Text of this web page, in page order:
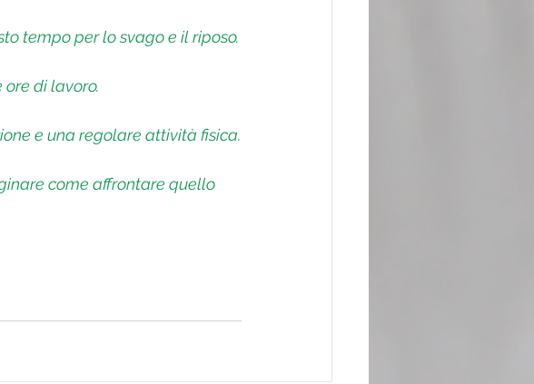
tempo per lo svago e il riposo.
di lavoro.
e una regolare attività fisica.
come affrontare quello